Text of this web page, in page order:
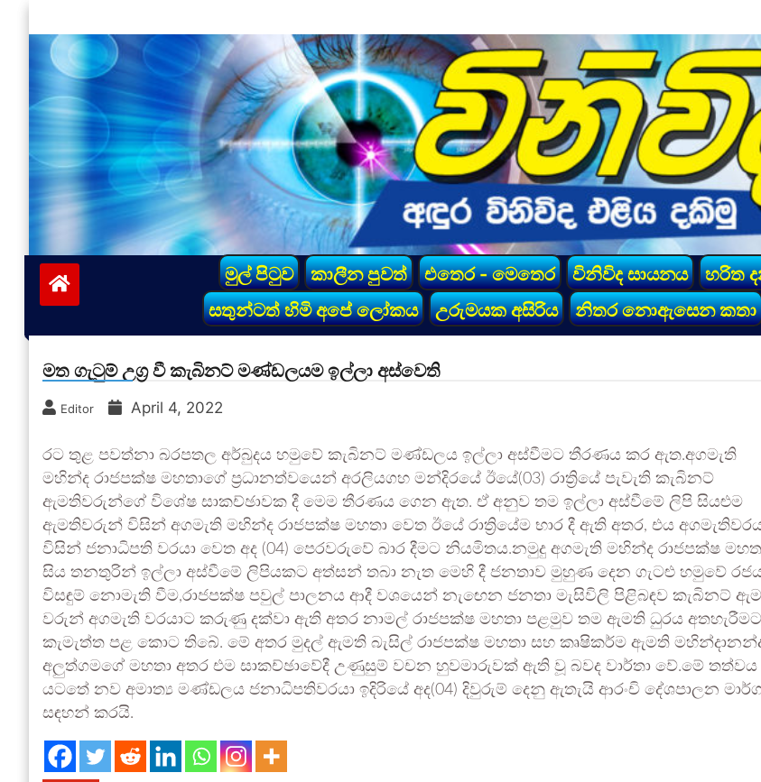
to
content
vinivida.lk
මුල් පිටුව කාලීන පුවත් එතෙර - මෙතෙර විනිවිද සායනය හරිත
සතුන්ටත් හිමි අපේ ලෝකය
උරුමයක අසිරිය නිතර නොඇසෙන කතා
මත ගැටුම් උග්‍ර වී කැබිනට් මණ්ඩලයම ඉල්ලා අස්වෙති
Editor April 4, 2022
රට තුළ පවත්නා බරපතල අර්බුදය හමුවේ කැබිනට් මණ්ඩලය ඉල්ලා අස්වීමට තීරණය කර ඇත.අගමැති
මහින්ද රාජපක්ෂ මහතාගේ ප්‍රධානත්වයෙන් අරලියගහ මන්දිරයේ ඊයේ(03) රාත්‍රියේ පැවැති කැබිනට්
ඇමතිවරුන්ගේ විශේෂ සාකච්ඡාවක දී මෙම තීරණය ගෙන ඇත. ඒ අනුව තම ඉල්ලා අස්වීමේ ලිපි සියළුම
ඇමතිවරුන් විසින් අගමැති මහින්ද රාජපක්ෂ මහතා වෙත ඊයේ රාත්‍රියේම භාර දී ඇති අතර, එය
විසින් ජනාධිපති වරයා වෙත අද (04) පෙරවරුවේ බාර දීමට නියමිතය.නමුදු අගමැති මහින්ද රාජපක්ෂ
සිය තනතුරින් ඉල්ලා අස්වීමේ ලිපියකට අත්සන් තබා නැත මෙහි දී ජනතාව මුහුණ දෙන ගැටළු හමුවේ
විසඳුම් නොමැති වීම,රාජපක්ෂ පවුල් පාලනය ආදී වශයෙන් නැඟෙන ජනතා මැසිවිලි පිළිබඳව කැබිනට්
වරුන් අගමැති වරයාට කරුණු දක්වා ඇති අතර නාමල් රාජපක්ෂ මහතා පළමුව තම ඇමති ධුරය අතහැරීමට
කැමැත්ත පළ කොට තිබේ. මේ අතර මුදල් ඇමති බැසිල් රාජපක්ෂ මහතා සහ කෘෂිකර්ම ඇමති
අලුත්ගමගේ මහතා අතර එම සාකච්ඡාවේදී උණුසුම් වචන හුවමාරුවක් ඇති වූ බවද වාර්තා වේ.මේ තත්වය
යටතේ නව අමාත්‍ය මණ්ඩලය ජනාධිපතිවරයා ඉදිරියේ අද(04) දිවුරුම් දෙනු ඇතැයි ආරංචි දේශපාලන මාර්ග
සඳහන් කරයි.